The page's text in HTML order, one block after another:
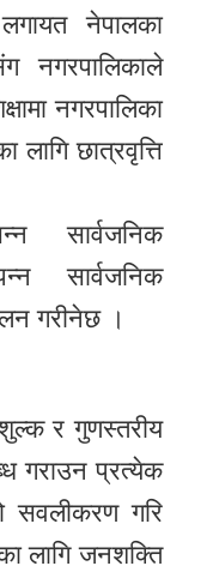
लगायत नेपालका
नगरपालिकाले
नगरपालिका
लागि छात्रवृत्ति
सार्वजनिक
सार्वजनिक
गरीनेछ ।
र गुणस्तरीय
गराउन प्रत्येक
सवलीकरण गरि
लागि जनशक्ति